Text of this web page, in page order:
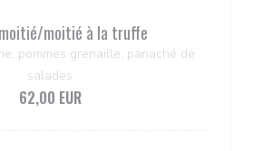
moitié à la truffe
pommes grenaille, panaché de
salades
62,00 EUR